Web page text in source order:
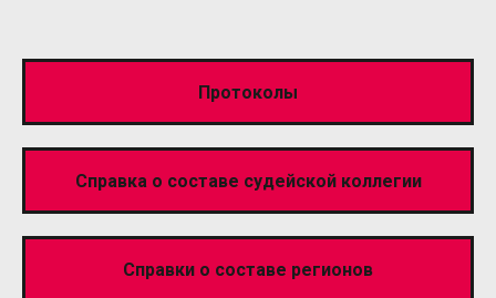
Протоколы
Справка о составе судейской коллегии
Справки о составе регионов